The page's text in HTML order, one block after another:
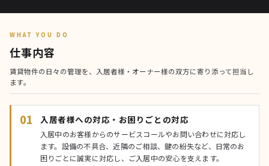
WHAT YOU DO
仕事内容
賃貸物件の日々の管理を、入居者様・オーナー様の双方に寄り添って担当し
ます。
01 入居者様への対応・お困りごとの対応
入居中のお客様からのサービスコールやお問い合わせに対応し
ます。設備の不具合、近隣のご相談、鍵の紛失など、日常のお
困りごとに誠実に対応し、ご入居中の安心を支えます。